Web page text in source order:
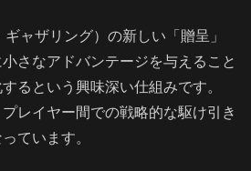
ャザリング）の新しい「贈呈」
さなアドバンテージを与えること
るという興味深い仕組みです。
レイヤー間での戦略的な駆け引き
ています。